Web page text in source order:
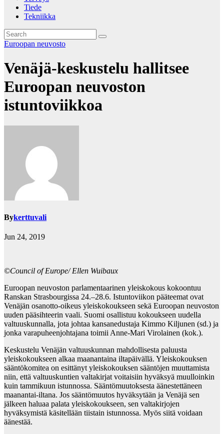
Tiede
Tekniikka
Euroopan neuvosto
Venäjä-keskustelu hallitsee
Euroopan neuvoston
istuntoviikkoa
Bykerttuvali
Jun 24, 2019
©Council of Europe/ Ellen Wuibaux
Euroopan neuvoston parlamentaarinen yleiskokous kokoontuu
Ranskan Strasbourgissa 24.–28.6. Istuntoviikon pääteemat ovat
Venäjän osanotto-oikeus yleiskokoukseen sekä Euroopan neuvoston
uuden pääsihteerin vaali. Suomi osallistuu kokoukseen uudella
valtuuskunnalla, jota johtaa kansanedustaja Kimmo Kiljunen (sd.) ja
jonka varapuheenjohtajana toimii Anne-Mari Virolainen (kok.).
Keskustelu Venäjän valtuuskunnan mahdollisesta paluusta
yleiskokoukseen alkaa maanantaina iltapäivällä. Yleiskokouksen
sääntökomitea on esittänyt yleiskokouksen sääntöjen muuttamista
niin, että valtuuskuntien valtakirjat voitaisiin hyväksyä muulloinkin
kuin tammikuun istunnossa. Sääntömuutoksesta äänestettäneen
maanantai-iltana. Jos sääntömuutos hyväksytään ja Venäjä sen
jälkeen haluaa palata yleiskokoukseen, sen valtakirjojen
hyväksymistä käsitellään tiistain istunnossa. Myös siitä voidaan
äänestää.